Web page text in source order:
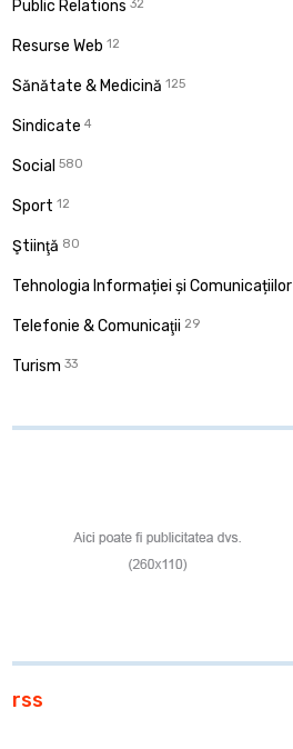
Public Relations 32
Resurse Web 12
Sănătate & Medicină 125
Sindicate 4
Social 580
Sport 12
Ştiinţă 80
Tehnologia Informației și Comunicațiilor
Telefonie & Comunicaţii 29
Turism 33
rss